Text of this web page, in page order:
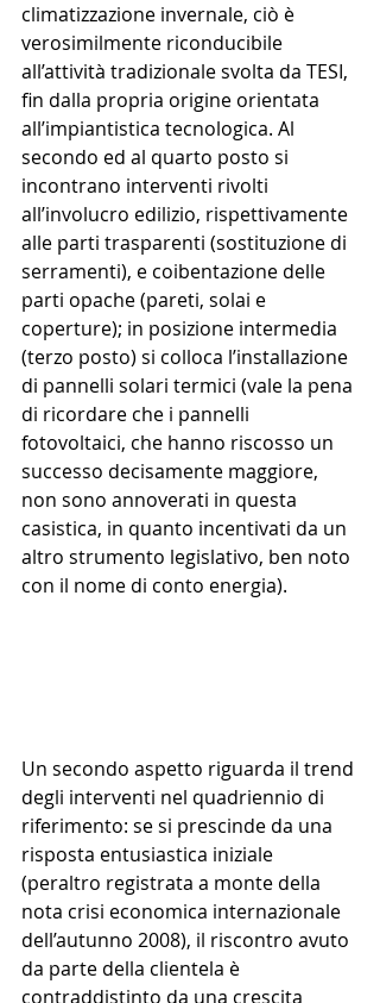
climatizzazione invernale, ciò è
verosimilmente riconducibile
all’attività tradizionale svolta da TESI,
fin dalla propria origine orientata
all’impiantistica tecnologica. Al
secondo ed al quarto posto si
incontrano interventi rivolti
all’involucro edilizio, rispettivamente
alle parti trasparenti (sostituzione di
serramenti), e coibentazione delle
parti opache (pareti, solai e
coperture); in posizione intermedia
(terzo posto) si colloca l’installazione
di pannelli solari termici (vale la pena
di ricordare che i pannelli
fotovoltaici, che hanno riscosso un
successo decisamente maggiore,
non sono annoverati in questa
casistica, in quanto incentivati da un
altro strumento legislativo, ben noto
con il nome di conto energia).
Un secondo aspetto riguarda il trend
degli interventi nel quadriennio di
riferimento: se si prescinde da una
risposta entusiastica iniziale
(peraltro registrata a monte della
nota crisi economica internazionale
dell’autunno 2008), il riscontro avuto
da parte della clientela è
contraddistinto da una crescita